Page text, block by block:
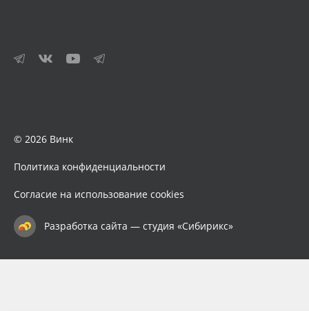
© 2026 Винк
Политика конфиденциальности
Согласие на использование cookies
Разработка сайта — студия «Сибирикс»